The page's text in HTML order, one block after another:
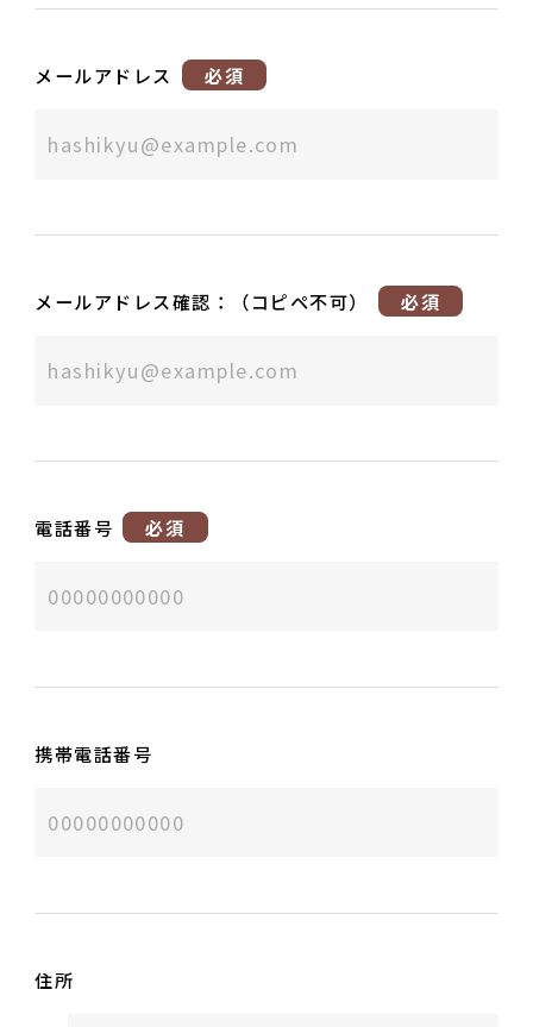
メールアドレス 必須
メールアドレス確認：（コピペ不可） 必須
電話番号 必須
携帯電話番号
住所